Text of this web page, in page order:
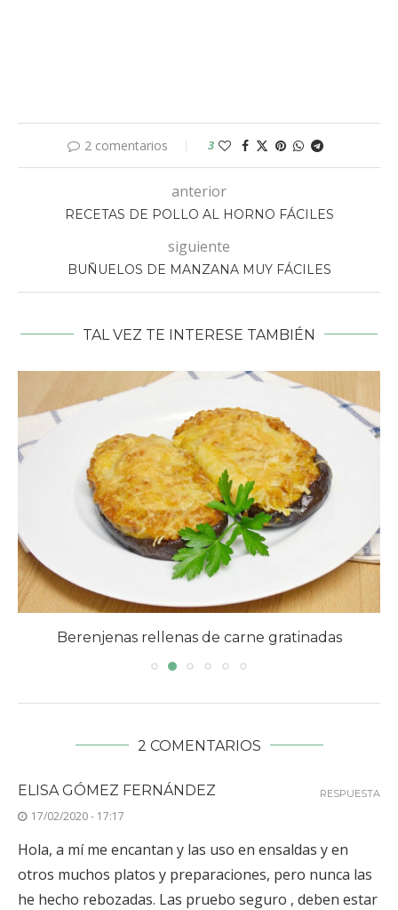
2 comentarios 3
anterior
RECETAS DE POLLO AL HORNO FÁCILES
siguiente
BUÑUELOS DE MANZANA MUY FÁCILES
TAL VEZ TE INTERESE TAMBIÉN
Berenjenas rellenas de carne gratinadas
2 COMENTARIOS
ELISA GÓMEZ FERNÁNDEZ
17/02/2020 - 17:17
Hola, a mí me encantan y las uso en ensaldas y en
otros muchos platos y preparaciones, pero nunca las
he hecho rebozadas. Las pruebo seguro , deben estar
RESPUESTA